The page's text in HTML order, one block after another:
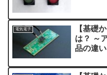
電気電子
【基礎
は？ ～
品の違